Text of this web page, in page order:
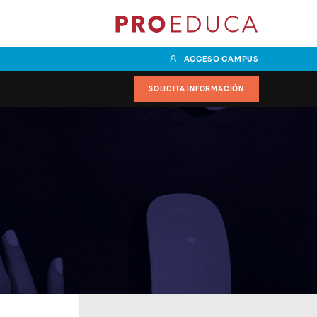
ACCESO CAMPUS
SOLICITA INFORMACIÓN
Transporte y
en
Comercio
especialidad
Management
especialidad en Validación y
Grado Superior en Enseñanza y
Animación Sociodeportivas